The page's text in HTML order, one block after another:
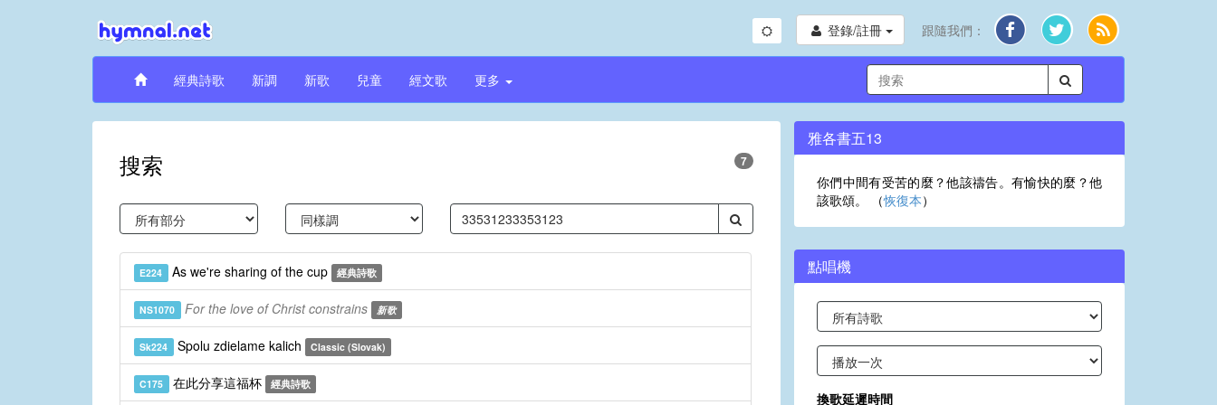
登錄/註冊 跟隨我們：
經典詩歌 新調 新歌 兒童 經文歌 更多
搜索 7
E224 As we're sharing of the cup 經典詩歌
NS1070 For the love of Christ constrains 新歌
Sk224 Spolu zdielame kalich Classic (Slovak)
C175 在此分享這福杯 經典詩歌
雅各書五13
你們中間有受苦的麼？他該禱告。有愉快的麼？他
該歌頌。 （恢復本）
點唱機
換歌延遲時間